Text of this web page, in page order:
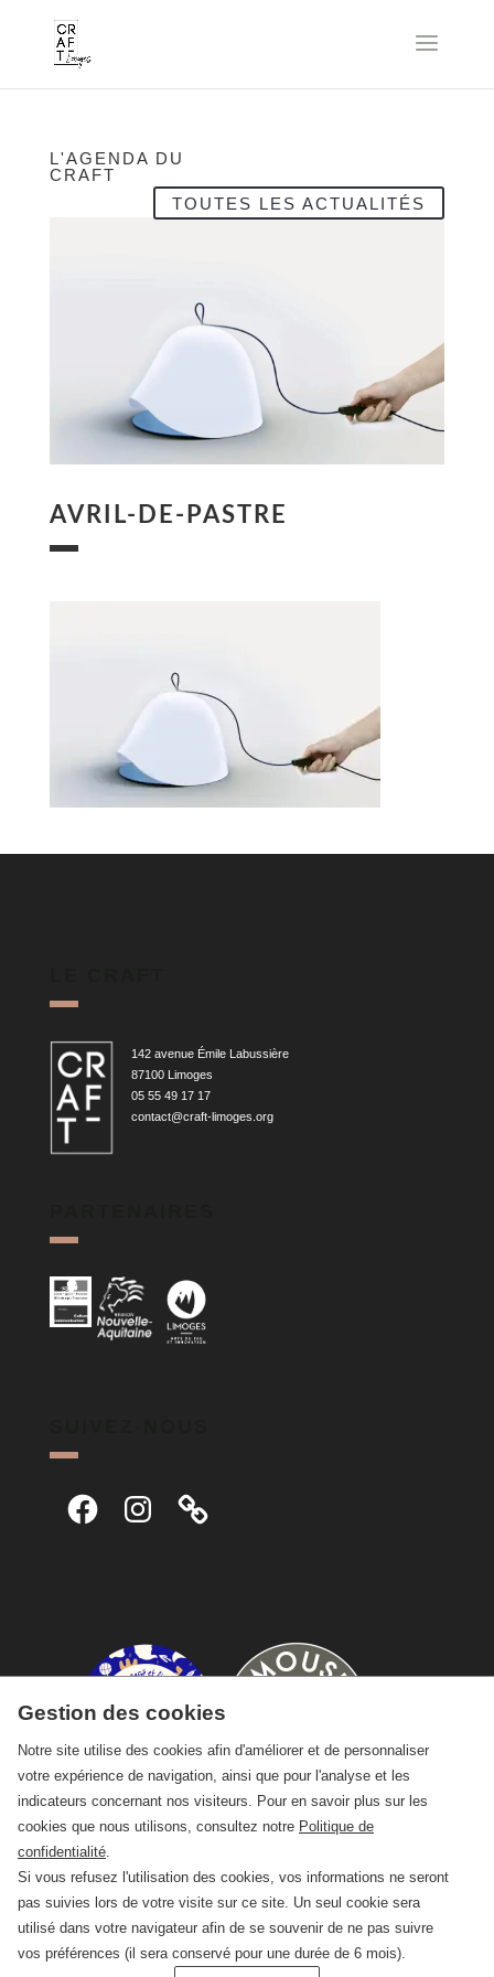
L'AGENDA DU
CRAFT
TOUTES LES ACTUALITÉS
AVRIL-DE-PASTRE
142 avenue Émile Labussière
87100 Limoges
05 55 49 17 17
contact@craft-limoges.org
FacebookInstagram
Gestion des cookies
Notre site utilise des cookies afin d'améliorer et de personnaliser
votre expérience de navigation, ainsi que pour l'analyse et les
indicateurs concernant nos visiteurs. Pour en savoir plus sur les
cookies que nous utilisons, consultez notre Politique de
confidentialité
Si vous refusez l'utilisation des cookies, vos informations ne seront
pas suivies lors de votre visite sur ce site. Un seul cookie sera
utilisé dans votre navigateur afin de se souvenir de ne pas suivre
vos préférences (il sera conservé pour une durée de 6 mois).